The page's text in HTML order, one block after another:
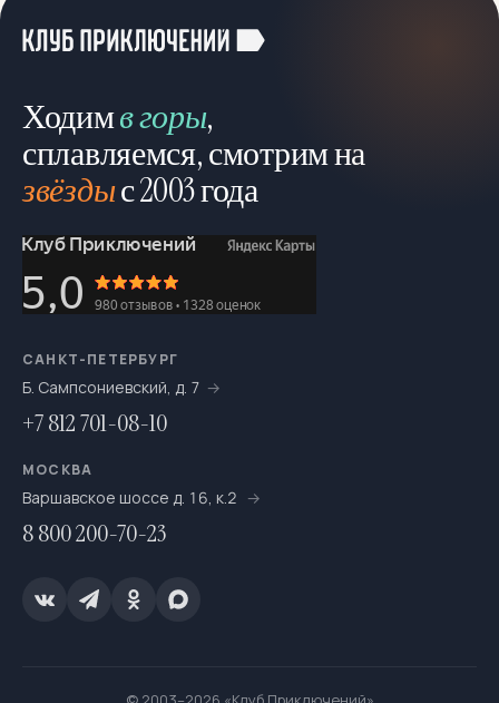
Ходимв горы,
сплавляемся, смотрим на
звёздыс 2003 года
САНКТ-ПЕТЕРБУРГ
Б. Сампсониевский, д. 7
+7 812 701-08-10
МОСКВА
Варшавское шоссе д. 16, к.2
8 800 200-70-23